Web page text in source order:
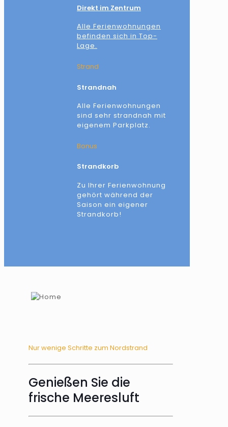
Direkt im Zentrum
Alle Ferienwohnungen
befinden sich in Top-
Lage.
Strand
Strandnah
Alle Ferienwohnungen
sind sehr strandnah mit
eigenem Parkplatz.
Bonus
Strandkorb
Zu Ihrer Ferienwohnung
gehört während der
Saison ein eigener
Strandkorb!
Nur wenige Schritte zum Nordstrand
Genießen Sie die
frische Meeresluft